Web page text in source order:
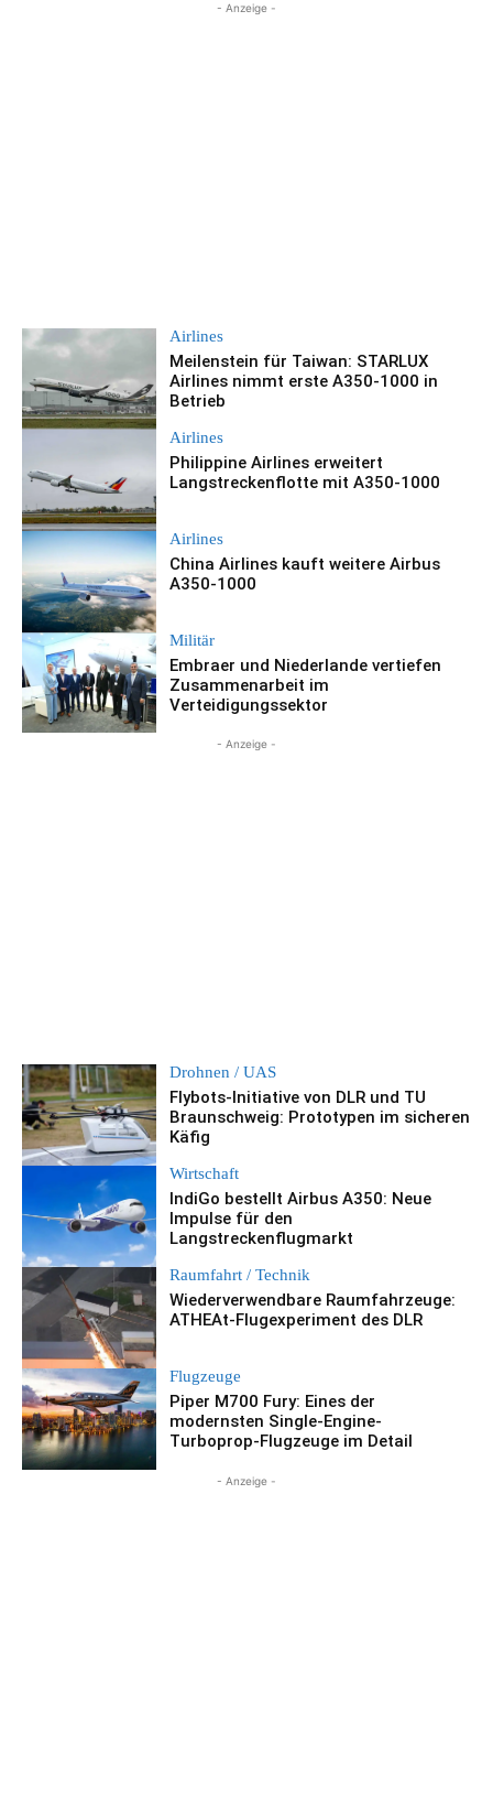
- Anzeige -
Airlines
Meilenstein für Taiwan: STARLUX
Airlines nimmt erste A350-1000 in
Betrieb
Airlines
Philippine Airlines erweitert
Langstreckenflotte mit A350-1000
Airlines
China Airlines kauft weitere Airbus
A350-1000
Militär
Embraer und Niederlande vertiefen
Zusammenarbeit im
Verteidigungssektor
- Anzeige -
Drohnen / UAS
Flybots-Initiative von DLR und TU
Braunschweig: Prototypen im sicheren
Käfig
Wirtschaft
IndiGo bestellt Airbus A350: Neue
Impulse für den
Langstreckenflugmarkt
Raumfahrt / Technik
Wiederverwendbare Raumfahrzeuge:
ATHEAt-Flugexperiment des DLR
Flugzeuge
Piper M700 Fury: Eines der
modernsten Single-Engine-
Turboprop-Flugzeuge im Detail
- Anzeige -